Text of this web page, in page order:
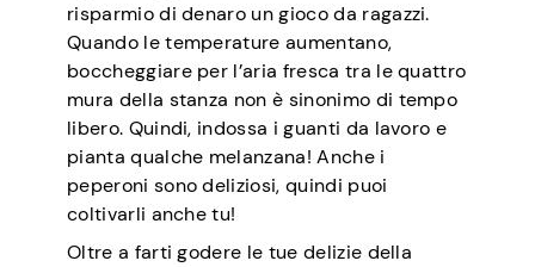
risparmio di denaro un gioco da ragazzi.
Quando le temperature aumentano,
boccheggiare per l’aria fresca tra le quattro
mura della stanza non è sinonimo di tempo
libero. Quindi, indossa i guanti da lavoro e
pianta qualche melanzana! Anche i
peperoni sono deliziosi, quindi puoi
coltivarli anche tu!
Oltre a farti godere le tue delizie della